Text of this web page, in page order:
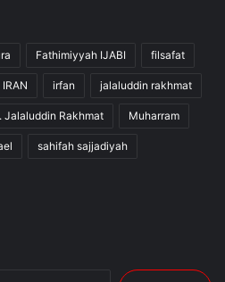
Fathimiyyah IJABI filsafat
IRAN irfan jalaluddin rakhmat
Jalaluddin Rakhmat Muharram
sahifah sajjadiyah
Cari